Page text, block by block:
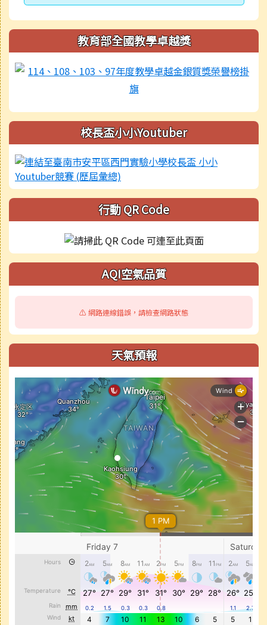
教育部全國教學卓越獎
校長盃小小Youtuber
行動 QR Code
AQI空氣品質
⚠️ 網路連線錯誤，請檢查網路狀態
天氣預報